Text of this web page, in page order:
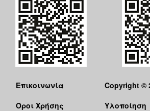
Επικοινωνία
Όροι Χρήσης
Copyright ©
Υλοποίηση